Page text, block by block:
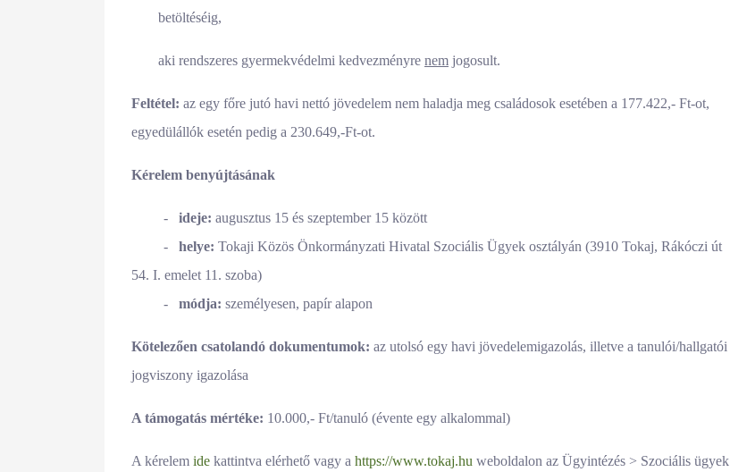
betöltéséig,
aki rendszeres gyermekvédelmi kedvezményre nem jogosult.
Feltétel: az egy főre jutó havi nettó jövedelem nem haladja meg családosok esetében a 177.422,- Ft-ot,
egyedülállók esetén pedig a 230.649,-Ft-ot.
Kérelem benyújtásának
- ideje: augusztus 15 és szeptember 15 között
- helye: Tokaji Közös Önkormányzati Hivatal Szociális Ügyek osztályán (3910 Tokaj, Rákóczi út
54. I. emelet 11. szoba)
- módja: személyesen, papír alapon
Kötelezően csatolandó dokumentumok: az utolsó egy havi jövedelemigazolás, illetve a tanulói/hallgatói
jogviszony igazolása
A támogatás mértéke: 10.000,- Ft/tanuló (évente egy alkalommal)
A kérelem ide kattintva elérhető vagy a https://www.tokaj.hu weboldalon az Ügyintézés > Szociális ügyek